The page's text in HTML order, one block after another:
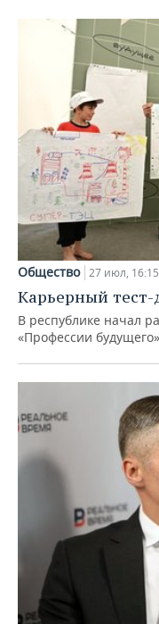
Общество 27 июл, 16:15
Карьерный
В республике начал
«Профессии будущего»